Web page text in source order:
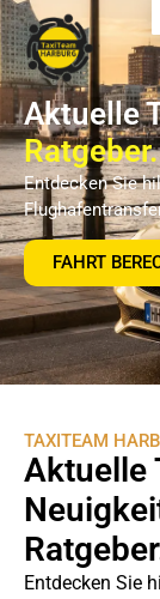
Aktuelle
Ratgeber.
Entdecken Sie
FAHRT
TAXITEAM
Aktuelle
Entdecken Sie